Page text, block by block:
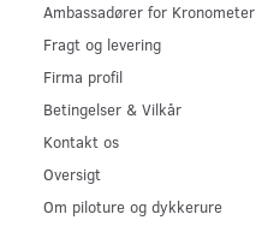
Ambassadører for Kronometer
Fragt og levering
Firma profil
Betingelser & Vilkår
Kontakt os
Oversigt
Om piloture og dykkerure